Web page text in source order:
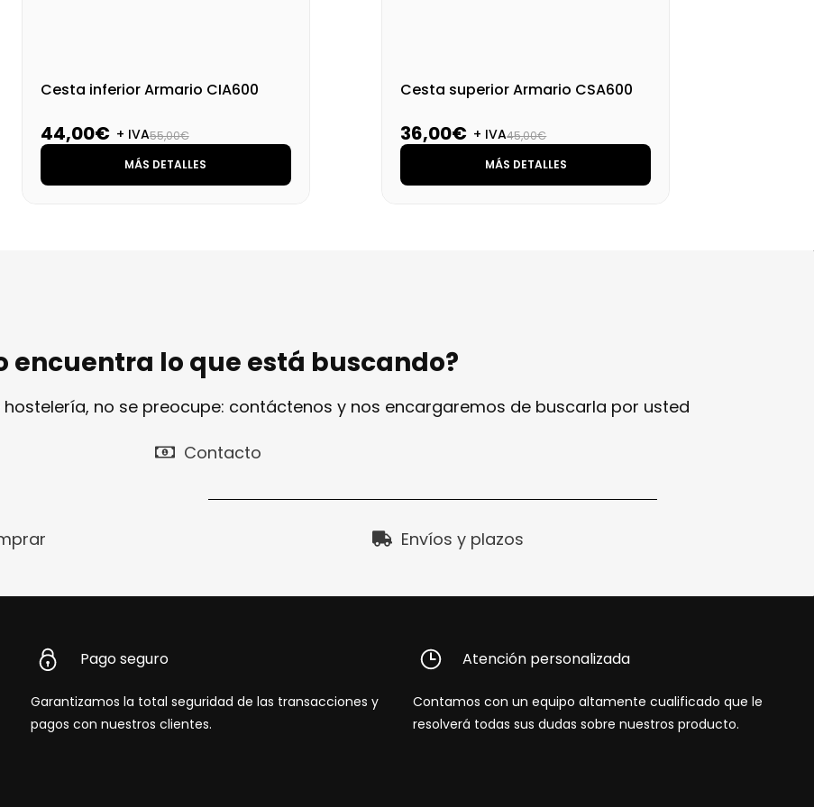
Cesta inferior Armario CIA600
44,00€ + IVA55,00€
MÁS DETALLES
Cesta superior Armario CSA600
36,00€ + IVA45,00€
MÁS DETALLES
encuentra lo que está buscando?
no se preocupe: contáctenos y nos encargaremos de buscarla por usted
Contacto
Envíos y plazos
Pago seguro
Garantizamos la total seguridad de las transacciones y
pagos con nuestros clientes.
Atención personalizada
Contamos con un equipo altamente cualificado que le
resolverá todas sus dudas sobre nuestros producto.